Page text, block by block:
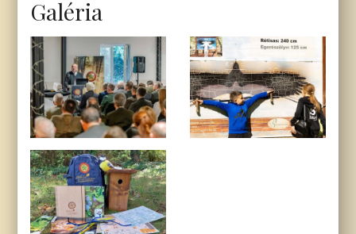
Galéria